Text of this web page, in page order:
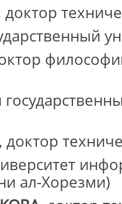
доктор
, доктор
ал-Хорезми)